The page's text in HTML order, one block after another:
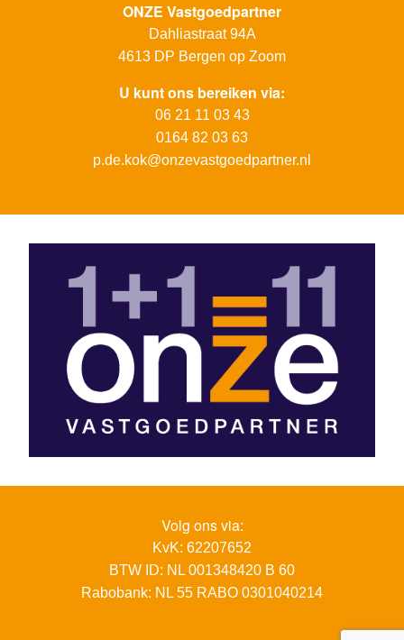
ONZE Vastgoedpartner
Dahliastraat 94A
4613 DP Bergen op Zoom
U kunt ons bereiken via:
06 21 11 03 43
0164 82 03 63
p.de.kok@onzevastgoedpartner.nl
Volg ons via:
KvK: 62207652
BTW ID: NL 001348420 B 60
Rabobank: NL 55 RABO 0301040214